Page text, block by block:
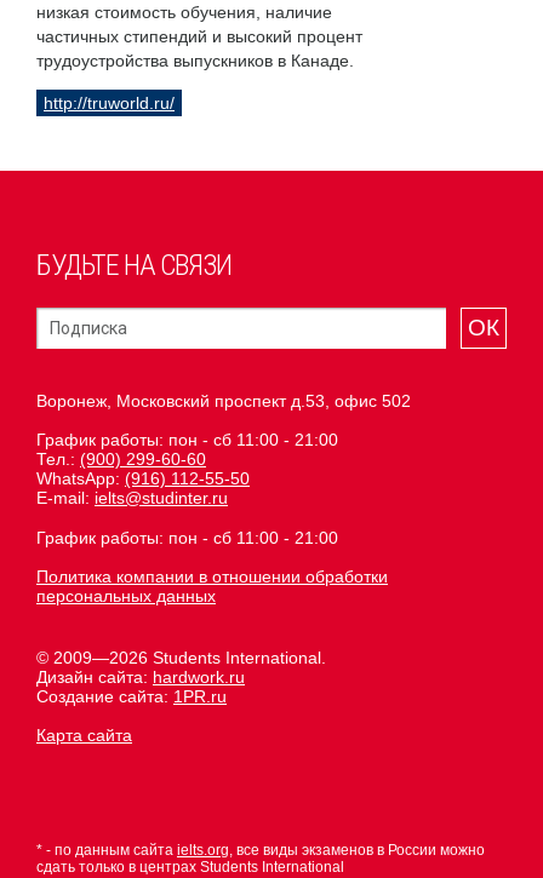
низкая стоимость обучения, наличие
частичных стипендий и высокий процент
трудоустройства выпускников в Канаде.
http://truworld.ru/
БУДЬТЕ НА СВЯЗИ
ОК
Воронеж, Московский проспект д.53, офис 502
График работы: пон - сб 11:00 - 21:00
Тел.: (900) 299-60-60
WhatsApp: (916) 112-55-50
E-mail: ielts@studinter.ru
График работы: пон - сб 11:00 - 21:00
Политика компании в отношении обработки
персональных данных
© 2009—2026 Students International.
Дизайн сайта: hardwork.ru
Создание сайта: 1PR.ru
Карта сайта
* - по данным сайта ielts.org, все виды экзаменов в России можно
сдать только в центрах Students International